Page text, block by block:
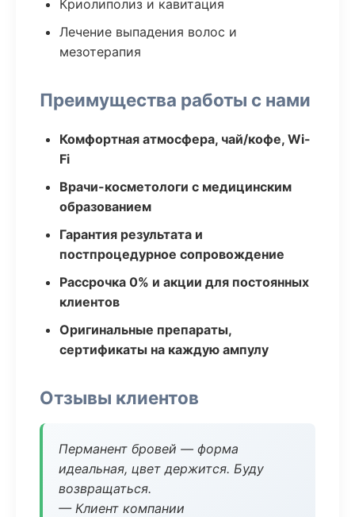
Криолиполиз и кавитация
Лечение выпадения волос и
мезотерапия
Преимущества работы с нами
Комфортная атмосфера, чай/кофе, Wi-
Fi
Врачи-косметологи с медицинским
образованием
Гарантия результата и
постпроцедурное сопровождение
Рассрочка 0% и акции для постоянных
клиентов
Оригинальные препараты,
сертификаты на каждую ампулу
Отзывы клиентов
Перманент бровей — форма
идеальная, цвет держится. Буду
возвращаться.
— Клиент компании